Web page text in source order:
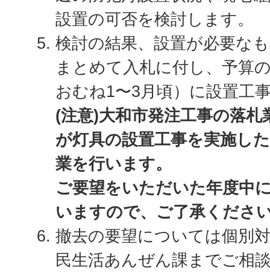
設置の可否を検討します。
検討の結果、設置が必要な
まとめて入札に付し、予算
おむね1〜3月頃）に設置工
(注意)大和市発注工事の落札
が灯具の設置工事を実施し
業を行います。
ご要望をいただいた年度中
いますので、ご了承くださ
撤去の要望については個別
民生活あんぜん課までご相